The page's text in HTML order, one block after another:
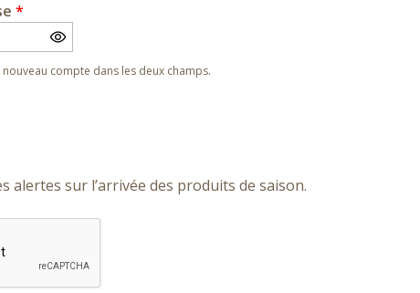
*
compte dans les deux champs.
alertes sur l’arrivée des produits de saison.